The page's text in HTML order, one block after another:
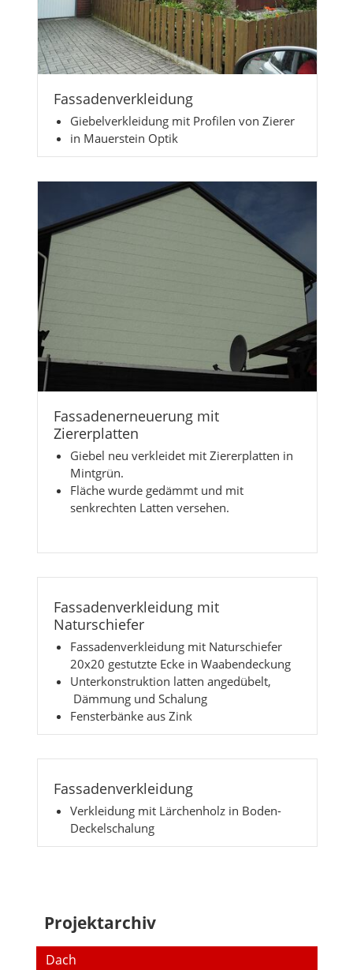
Fassadenverkleidung
Giebelverkleidung mit Profilen von Zierer
in Mauerstein Optik
Fassadenerneuerung mit
Ziererplatten
Giebel neu verkleidet mit Ziererplatten in
Mintgrün.
Fläche wurde gedämmt und mit
senkrechten Latten versehen.
Fassadenverkleidung mit
Naturschiefer
Fassadenverkleidung mit Naturschiefer
20x20 gestutzte Ecke in Waabendeckung
Unterkonstruktion latten angedübelt,
Dämmung und Schalung
Fensterbänke aus Zink
Fassadenverkleidung
Verkleidung mit Lärchenholz in Boden-
Deckelschalung
Projektarchiv
Dach